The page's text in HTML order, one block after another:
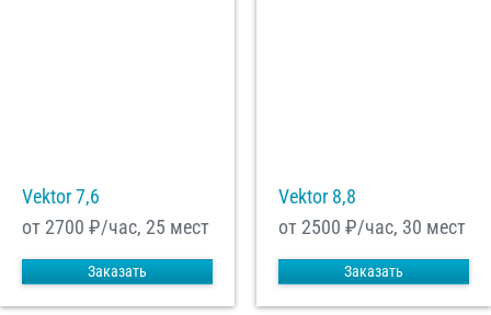
Vektor 7,6
от 2700 ₽/час, 25 мест
Заказать
Vektor 8,8
от 2500 ₽/час, 30 мест
Заказать